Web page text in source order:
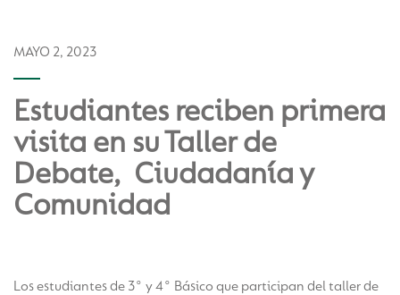
MAYO 2, 2023
Estudiantes reciben primera
visita en su Taller de
Debate, Ciudadanía y
Comunidad
Los estudiantes de 3° y 4° Básico que participan del taller de